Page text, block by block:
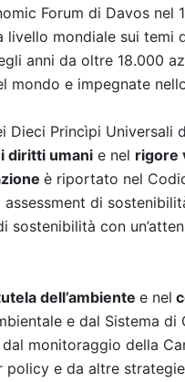
Forum di Davos nel
mondiale sui temi
anni da oltre 18.000
mondo e impegnate
Dieci Princìpi Universali
diritti umani e nel rigore
è riportato nel
di
sostenibilità con
dell’ambiente e nel
e dal Sistema di
monitoraggio della
policy e da altre